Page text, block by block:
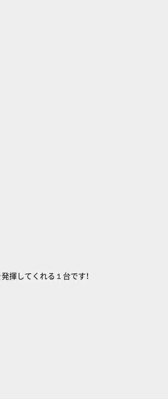
揮してくれる１台です！